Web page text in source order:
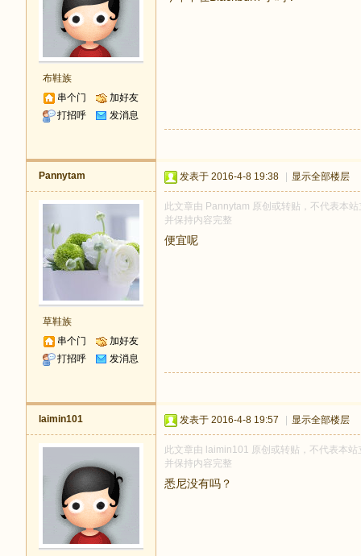
布鞋族
串个门
加好友
打招呼
发消息
Pannytam
草鞋族
串个门
加好友
打招呼
发消息
发表于 2016-4-8 19:38 显示全部楼层
此文章由 Pannytam 原创或转贴，不代表本
并保持内容完整
便宜呢
laimin101 发表于 2016-4-8 19:57 显示全部楼层
此文章由 laimin101 原创或转贴，不代表本
并保持内容完整
悉尼没有吗？